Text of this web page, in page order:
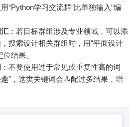
“Python学习交流群”比单独输入“编
：若目标群组涉及专业领域，可以添
搜索设计相关群组时，用“平面设计
结果。
：不要使用过于常见或重复性高的词
趣”，这类关键词会匹配过多结果，增